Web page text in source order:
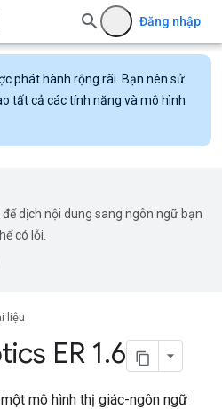
Đăng nhập
phát hành rộng rãi. Bạn nên sử
tất cả các tính năng và mô hình
dịch nội dung sang ngôn ngữ bạn
có lỗi.
liệu
ER 1.6
mô hình thị giác-ngôn ngữ